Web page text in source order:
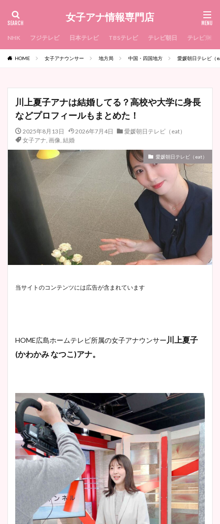
女子アナ情報専門店
NHK フジテレビ 日本テレビ TBSテレビ テレビ朝日 テレビ東京
HOME 女子アナウンサー 地方局 中国・四国地方 愛媛朝日テレビ（
川上夏子アナは結婚してる？高校や大学に身長
などプロフィールもまとめた！
2025年8月13日 2026年7月4日
愛媛朝日テレビ（eat）
女子アナ, 画像, 結婚
愛媛朝日テレビ（eat）
当サイトのコンテンツには広告が含まれています
HOME広島ホームテレビ所属の女子アナウンサー 川上夏子
(かわかみなつこ )アナ。